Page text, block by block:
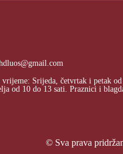
vrijeme: Srijeda, četvrtak i petak
od 10 do 13 sati. Praznici i
© Sva prava